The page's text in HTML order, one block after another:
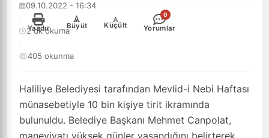
Haliliye Belediyesi tarafından Mevlid-i Nebi Haftası
münasebetiyle 10 bin kişiye tirit ikramında
bulunuldu. Belediye Başkanı Mehmet Canpolat,
maneviyatı yüksek günler yaşandığını belirterek,
09.10.2022 - 16:34
·
2 dk okuma
·
405 okunma
Yazdır
+
Büyüt
-
Küçült
0
Yorumlar